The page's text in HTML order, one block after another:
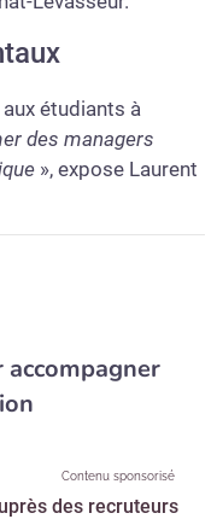
étudiants à
des managers
», expose Laurent
Contenu sponsorisé
des recruteurs